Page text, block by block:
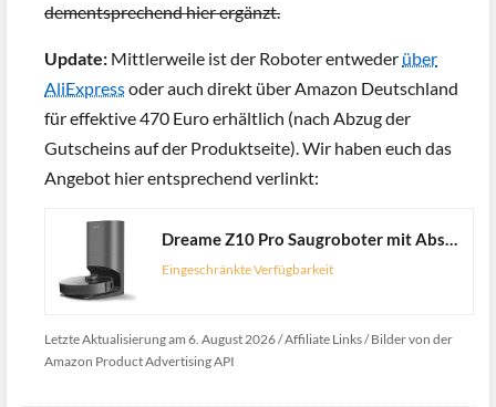
dementsprechend hier ergänzt.
Update: Mittlerweile ist der Roboter entweder über
AliExpressoder auch direkt über Amazon Deutschland
für effektive 470 Euro erhältlich (nach Abzug der
Gutscheins auf der Produktseite). Wir haben euch das
Angebot hier entsprechend verlinkt:
Dreame Z10 Pro Saugroboter mit Absaugstation, Staubsauger Roboter mit Wischfunktion 4000pa, 150min Laser Saug-und Wischroboter, mit Laser Hinderniserkennung, Reinigt Tierhaare, Hartböden, Teppiche
Eingeschränkte Verfügbarkeit
Letzte Aktualisierung am 6. August 2026 / Affiliate Links / Bilder von der
Amazon Product Advertising API